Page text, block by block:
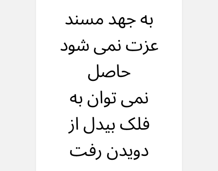
به جهد مسند
عزت نمی شود
حاصل
نمی توان به
فلک بیدل از
دویدن رفت